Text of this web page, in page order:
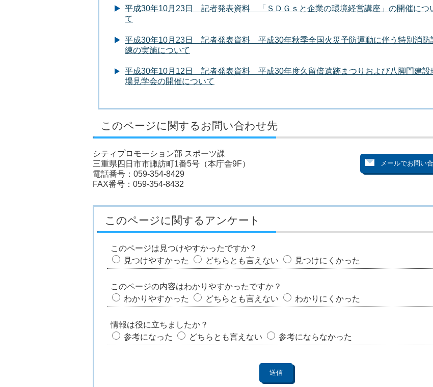
平成30年10月23日 記者発表資料 「ＳＤＧｓと企業の環境経営講座」の開催につ
て
平成30年10月23日 記者発表資料 平成30年秋季全国火災予防運動に伴う特別消防
練の実施について
平成30年10月12日 記者発表資料 平成30年度久留倍遺跡まつりおよび八脚門建設
場見学会の開催について
このページに関するお問い合わせ先
シティプロモーション部 スポーツ課
三重県四日市市諏訪町1番5号（本庁舎9F）
電話番号：059-354-8429
FAX番号：059-354-8432
このページに関するアンケート
このページは見つけやすかったですか？
見つけやすかった
どちらとも言えない 見つけにくかった
このページの内容はわかりやすかったですか？
わかりやすかった
どちらとも言えない わかりにくかった
情報は役に立ちましたか？
参考になった
どちらとも言えない 参考にならなかった